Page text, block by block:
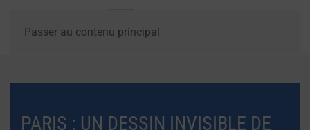
Passer au contenu principal
PARIS : UN DESSIN INVISIBLE DE